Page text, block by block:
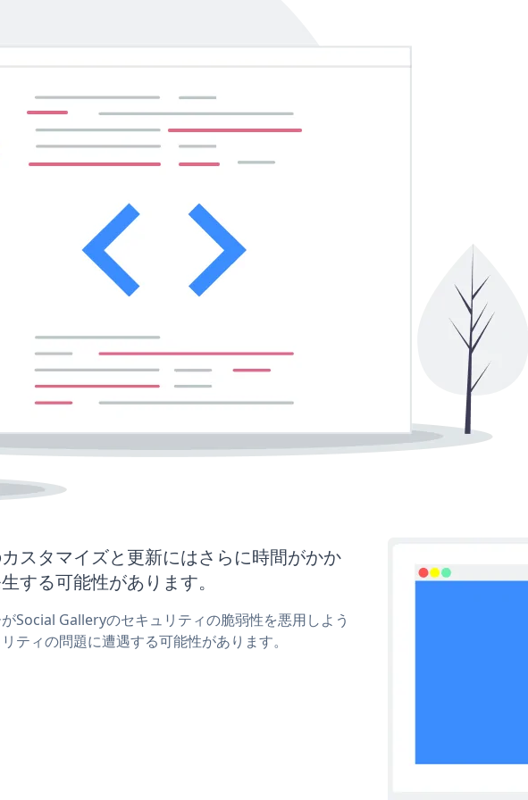
スタマイズと更新にはさらに時間がかか
する可能性があります。
Social Galleryのセキュリティの脆弱性を悪用しよう
ティの問題に遭遇する可能性があります。